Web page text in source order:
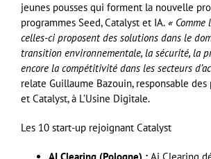
jeunes pousses qui forment la nouvelle
programmes Seed, Catalyst et IA. « Comme
celles-ci proposent des solutions dans le
transition environnementale, la sécurité, la
encore la compétitivité dans les secteurs
relate Guillaume Bazouin, responsable des
et Catalyst, à L’Usine Digitale.
Les 10 start-up rejoignant Catalyst